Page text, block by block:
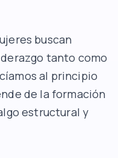
buscan
tanto como
al principio
de la formación
estructural y